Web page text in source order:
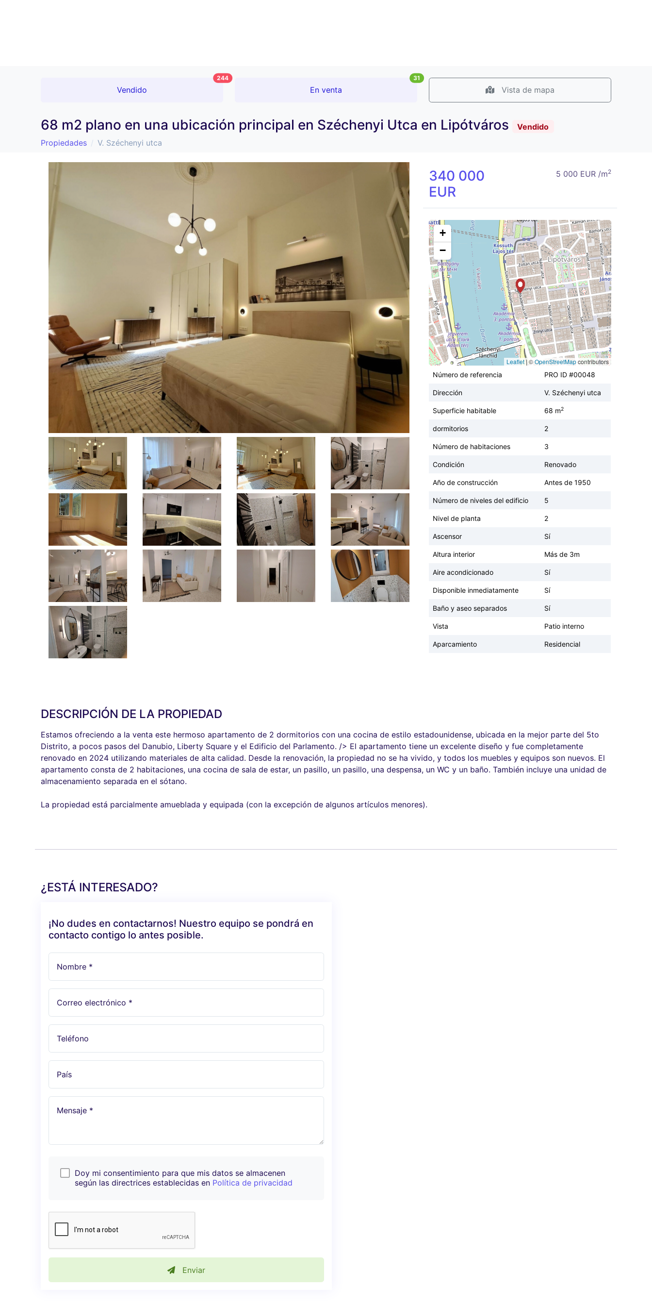
Vendido
244
En venta
31
Vista de mapa
68 m2 plano en una ubicación principal en Széchenyi Utca en Lipótváros
Vendido
Propiedades
V. Széchenyi utca
340 000
EUR
5 000 EUR /m2
+
−
Leaflet|©OpenStreetMapcontributors
Número de referencia
PRO ID #00048
Dirección V. Széchenyi utca
Superficie habitable 68 m2
dormitorios 2
Número de habitaciones 3
Condición Renovado
Año de construcción Antes de 1950
Número de niveles del edificio 5
Nivel de planta 2
Ascensor Sí
Altura interior Más de 3m
Aire acondicionado Sí
Disponible inmediatamente Sí
Baño y aseo separados Sí
Vista Patio interno
Aparcamiento Residencial
DESCRIPCIÓN DE LA PROPIEDAD
Estamos ofreciendo a la venta este hermoso apartamento de 2 dormitorios con una cocina de estilo estadounidense, ubicada en la mejor parte del 5to
Distrito, a pocos pasos del Danubio, Liberty Square y el Edificio del Parlamento. /> El apartamento tiene un excelente diseño y fue completamente
renovado en 2024 utilizando materiales de alta calidad. Desde la renovación, la propiedad no se ha vivido, y todos los muebles y equipos son nuevos. El
apartamento consta de 2 habitaciones, una cocina de sala de estar, un pasillo, un pasillo, una despensa, un WC y un baño. También incluye una unidad de
almacenamiento separada en el sótano.
La propiedad está parcialmente amueblada y equipada (con la excepción de algunos artículos menores).
¿ESTÁ INTERESADO?
¡No dudes en contactarnos! Nuestro equipo se pondrá en
contacto contigo lo antes posible.
Nombre *
Correo electrónico *
Teléfono
País
Mensaje *
Doy mi consentimiento para que mis datos se almacenen
según las directrices establecidas en Política de privacidad
Enviar